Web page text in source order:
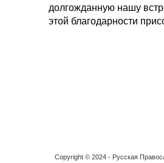
долгожданную нашу
этой благодарности
Copyright © 2024 - Русская